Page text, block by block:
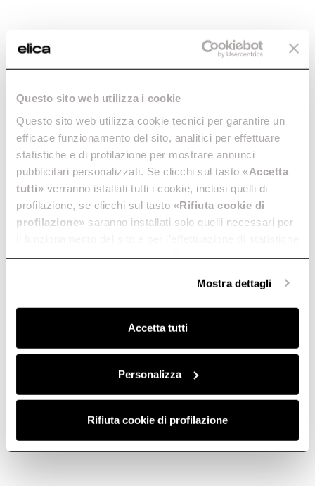
Questo sito web utilizza i cookie
Questo sito web utilizza cookie tecnici per garantire un
efficace funzionamento del sito, analitici per effettuare
statistiche e di profilazione per mostrare annunci
pubblicitari personalizzati. Se clicchi sul tasto «Accetta
tutti» verranno istallati tutti i cookie, inclusi quelli di
profilazione, se clicchi sul tasto «Rifiuta cookie di
profilazione» saranno installati solo quelli necessari per
anonime, mentre se clicchi su «Personalizza», potrai
Clicca quiper visualizzare la cookie policy.
Mostra dettagli
Accetta tutti
Personalizza
Rifiuta cookie di profilazione